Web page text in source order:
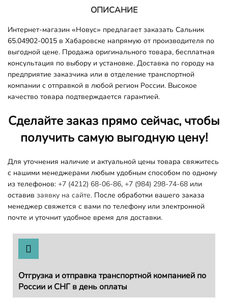
ОПИСАНИЕ
Интернет-магазин «Новус» предлагает заказать Сальник
65.04902-0015 в Хабаровске напрямую от производителя по
выгодной цене. Продажа оригинального товара, бесплатная
консультация по выбору и установке. Доставка по городу на
предприятие заказчика или в отделение транспортной
компании с отправкой в любой регион России. Высокое
качество товара подтверждается гарантией.
Сделайте заказ прямо сейчас, чтобы
получить самую выгодную цену!
Для уточнения наличие и актуальной цены товара свяжитесь
с нашими менеджерами любым удобным способом по одному
из телефонов: +7 (4212) 68-06-86, +7 (984) 298-74-68 или
оставив заявку на сайте. После обработки вашего заказа
менеджер свяжется с вами по телефону или электронной
почте и уточнит удобное время для доставки.
Отгрузка и отправка транспортной компанией по
России и СНГ в день оплаты